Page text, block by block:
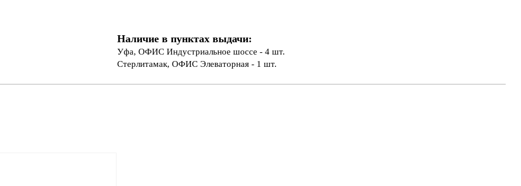
Наличие в пунктах выдачи:
Уфа, ОФИС Индустриальное шоссе - 4 шт.
Стерлитамак, ОФИС Элеваторная - 1 шт.